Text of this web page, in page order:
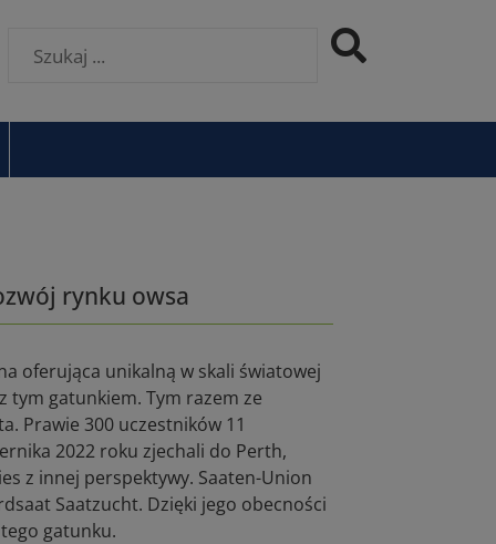
rynku owsa
oferująca unikalną w skali światowej
tym gatunkiem. Tym razem ze
Prawie 300 uczestników 11
2022 roku zjechali do Perth,
z innej perspektywy. Saaten-Union
Saatzucht. Dzięki jego obecności
gatunku.